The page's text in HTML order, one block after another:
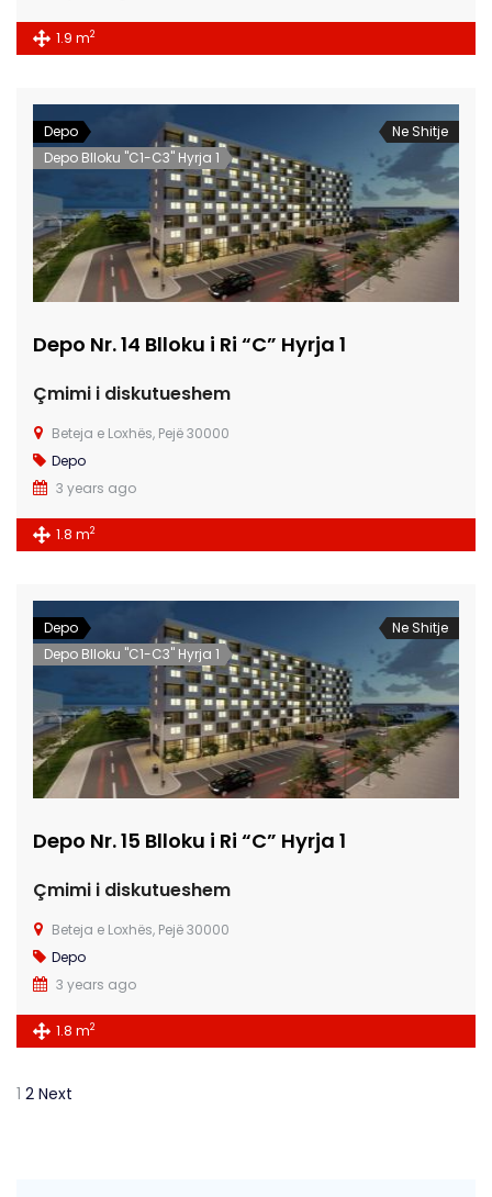
1.9 m2
Depo
Depo Blloku "C1-C3" Hyrja 1
Ne Shitje
Depo Nr. 14 Blloku i Ri “C” Hyrja 1
Çmimi i diskutueshem
Beteja e Loxhës, Pejë 30000
Depo
3 years ago
1.8 m2
Depo
Depo Blloku "C1-C3" Hyrja 1
Ne Shitje
Depo Nr. 15 Blloku i Ri “C” Hyrja 1
Çmimi i diskutueshem
Beteja e Loxhës, Pejë 30000
Depo
3 years ago
1.8 m2
1 2 Next